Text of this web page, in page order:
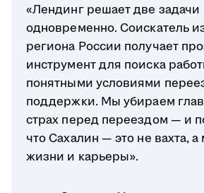
«Лендинг решает две задачи
одновременно. Соискатель
региона России получает
инструмент для поиска
понятными условиями
поддержки. Мы убираем
страх перед переездом — и
что Сахалин — это не вахта,
жизни и карьеры».